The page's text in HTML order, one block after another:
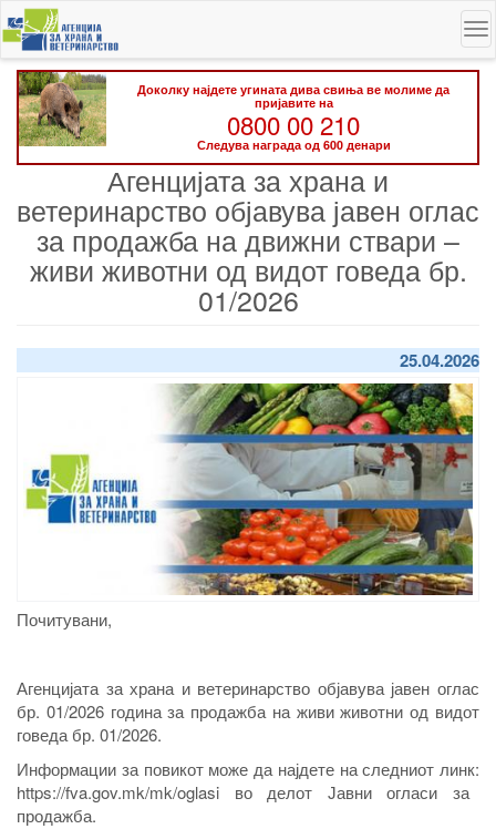
Skip
to
main
content
Доколку најдете угината дива свиња ве молиме да
пријавите на
0800 00 210
Следува награда од 600 денари
Агенцијата за храна и
ветеринарство објавува јавен оглас
за продажба на движни ствари –
живи животни од видот говеда бр.
01/2026
25.04.2026
Почитувани,
Агенцијата за храна и ветеринарство објавува јавен оглас
бр. 01/2026 година за продажба на живи животни од видот
говеда бр. 01/2026.
Информации за повикот може да најдете на следниот линк:
https://fva.gov.mk/mk/oglasi во делот Јавни огласи за
продажба.